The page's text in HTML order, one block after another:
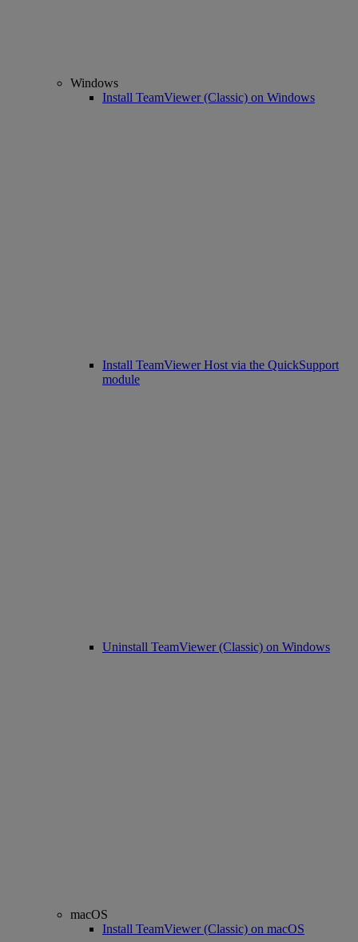
Windows
Install TeamViewer (Classic) on Windows
Install TeamViewer Host via the QuickSupport
module
Uninstall TeamViewer (Classic) on Windows
macOS
Install TeamViewer (Classic) on macOS